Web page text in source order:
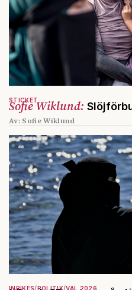
Sofie Wiklund:
STICKET
Av: Sofie Wiklund
INRIKES POLITIK VAL 2026